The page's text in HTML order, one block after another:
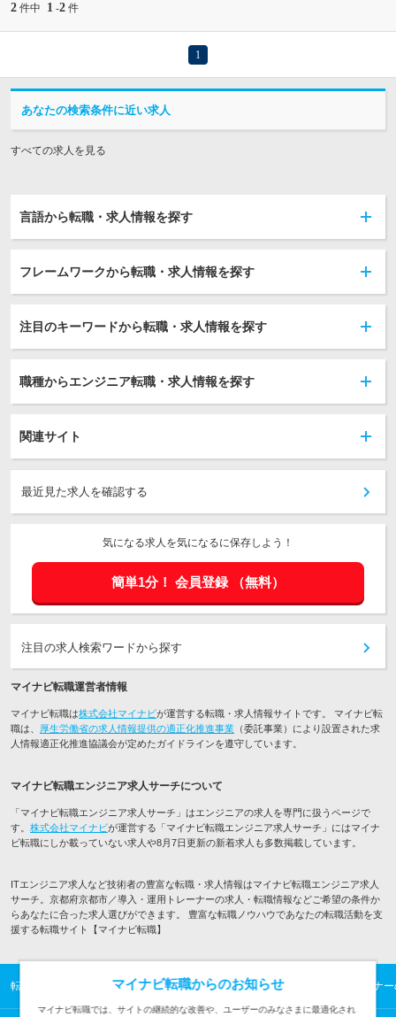
2 件中 1 -2 件
1
あなたの検索条件に近い求人
すべての求人を見る
言語から転職・求人情報を探す
フレームワークから転職・求人情報を探す
注目のキーワードから転職・求人情報を探す
職種からエンジニア転職・求人情報を探す
関連サイト
最近見た求人を確認する
気になる求人を気になるに保存しよう！
簡単1分！ 会員登録 （無料）
注目の求人検索ワードから探す
マイナビ転職運営者情報
マイナビ転職は株式会社マイナビが運営する転職・求人情報サイトです。 マイナビ転
職は、 厚生労働省の求人情報提供の適正化推進事業 （委託事業）により設置された求
人情報適正化推進協議会が定めたガイドラインを遵守しています。
マイナビ転職エンジニア求人サーチについて
「マイナビ転職エンジニア求人サーチ」はエンジニアの求人を専門に扱うページで
す。 株式会社マイナビが運営する「マイナビ転職エンジニア求人サーチ」にはマイナ
ビ転職にしか載っていない求人や8月7日更新の新着求人も多数掲載しています。
ITエンジニア求人など技術者の豊富な転職・求人情報はマイナビ転職エンジニア求人
サーチ。京都府京都市／導入・運用トレーナーの求人・転職情報などご希望の条件か
らあなたに合った求人選びができます。 豊富な転職ノウハウであなたの転職活動を支
援する転職サイト【マイナビ転職】
転職TOP ITエンジニアの転職・求人情報TOP 京都市／導入・運用トレーナ
マイナビ転職からのお知らせ
マイナビ転職では、サイトの継続的な改善や、ユーザーのみなさまに最適化され